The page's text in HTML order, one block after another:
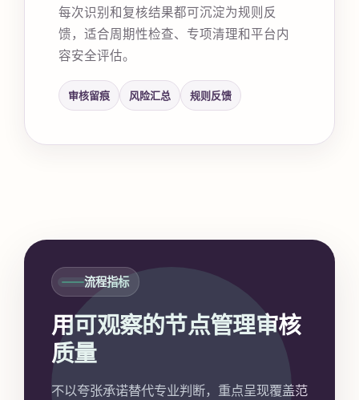
每次识别和复核结果都可沉淀为规则反
馈，适合周期性检查、专项清理和平台内
容安全评估。
审核留痕 风险汇总 规则反馈
流程指标
用可观察的节点管理审核
质量
不以夸张承诺替代专业判断，重点呈现覆盖范